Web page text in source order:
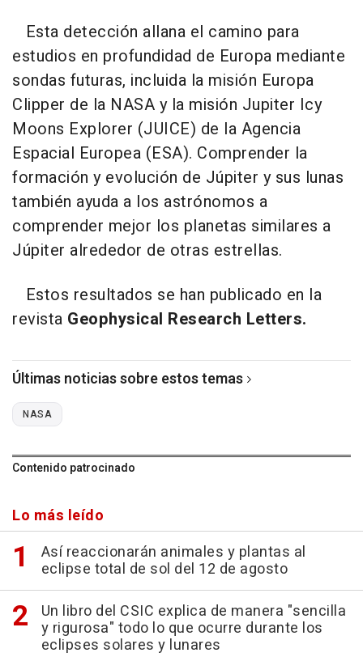
Esta detección allana el camino para
estudios en profundidad de Europa mediante
sondas futuras, incluida la misión Europa
Clipper de la NASA y la misión Jupiter Icy
Moons Explorer (JUICE) de la Agencia
Espacial Europea (ESA). Comprender la
formación y evolución de Júpiter y sus lunas
también ayuda a los astrónomos a
comprender mejor los planetas similares a
Júpiter alrededor de otras estrellas.
Estos resultados se han publicado en la
revista Geophysical Research Letters.
Últimas noticias sobre estos temas
NASA
Contenido patrocinado
Lo más leído
Así reaccionarán animales y plantas al
eclipse total de sol del 12 de agosto
Un libro del CSIC explica de manera "sencilla
y rigurosa" todo lo que ocurre durante los
eclipses solares y lunares